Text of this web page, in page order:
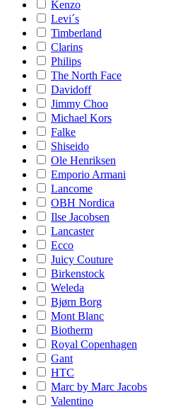
Kenzo
Levi´s
Timberland
Clarins
Philips
The North Face
Davidoff
Jimmy Choo
Michael Kors
Falke
Shiseido
Ole Henriksen
Emporio Armani
Lancome
OBH Nordica
Ilse Jacobsen
Lancaster
Ecco
Juicy Couture
Birkenstock
Weleda
Bjørn Borg
Mont Blanc
Biotherm
Royal Copenhagen
Gant
HTC
Marc by Marc Jacobs
Valentino